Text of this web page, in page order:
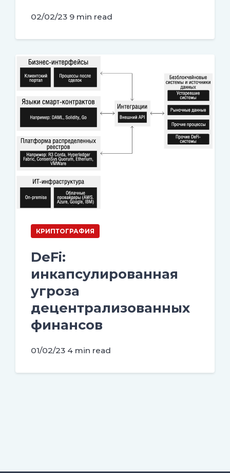
02/02/23 9 min read
КРИПТОГРАФИЯ
DeFi:
инкапсулированная
угроза
децентрализованных
финансов
01/02/23 4 min read